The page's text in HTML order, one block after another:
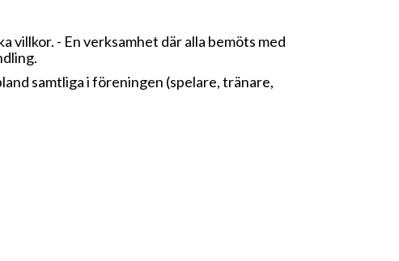
villkor. - En verksamhet där alla bemöts med
samtliga i föreningen (spelare, tränare,